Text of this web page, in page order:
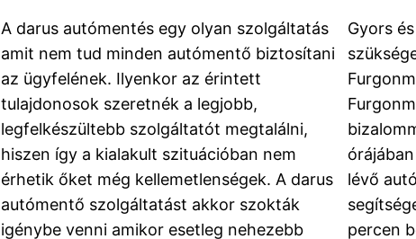
A darus autómentés egy olyan szolgáltatás
amit nem tud minden autómentő biztosítani
az ügyfelének. Ilyenkor az érintett
tulajdonosok szeretnék a legjobb,
legfelkészültebb szolgáltatót megtalálni,
hiszen így a kialakult szituációban nem
érhetik őket még kellemetlenségek. A darus
autómentő szolgáltatást akkor szokták
igénybe venni amikor esetleg nehezebb
Gyors
lévő
percen